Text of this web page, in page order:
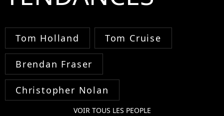
Tom Holland Tom Cruise
Brendan Fraser
Christopher Nolan
VOIR TOUS LES PEOPLE